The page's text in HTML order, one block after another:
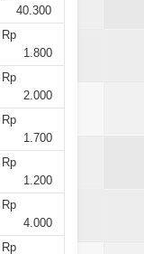
40.300
Rp
1.800
Rp
2.000
Rp
1.700
Rp
1.200
Rp
4.000
Rp